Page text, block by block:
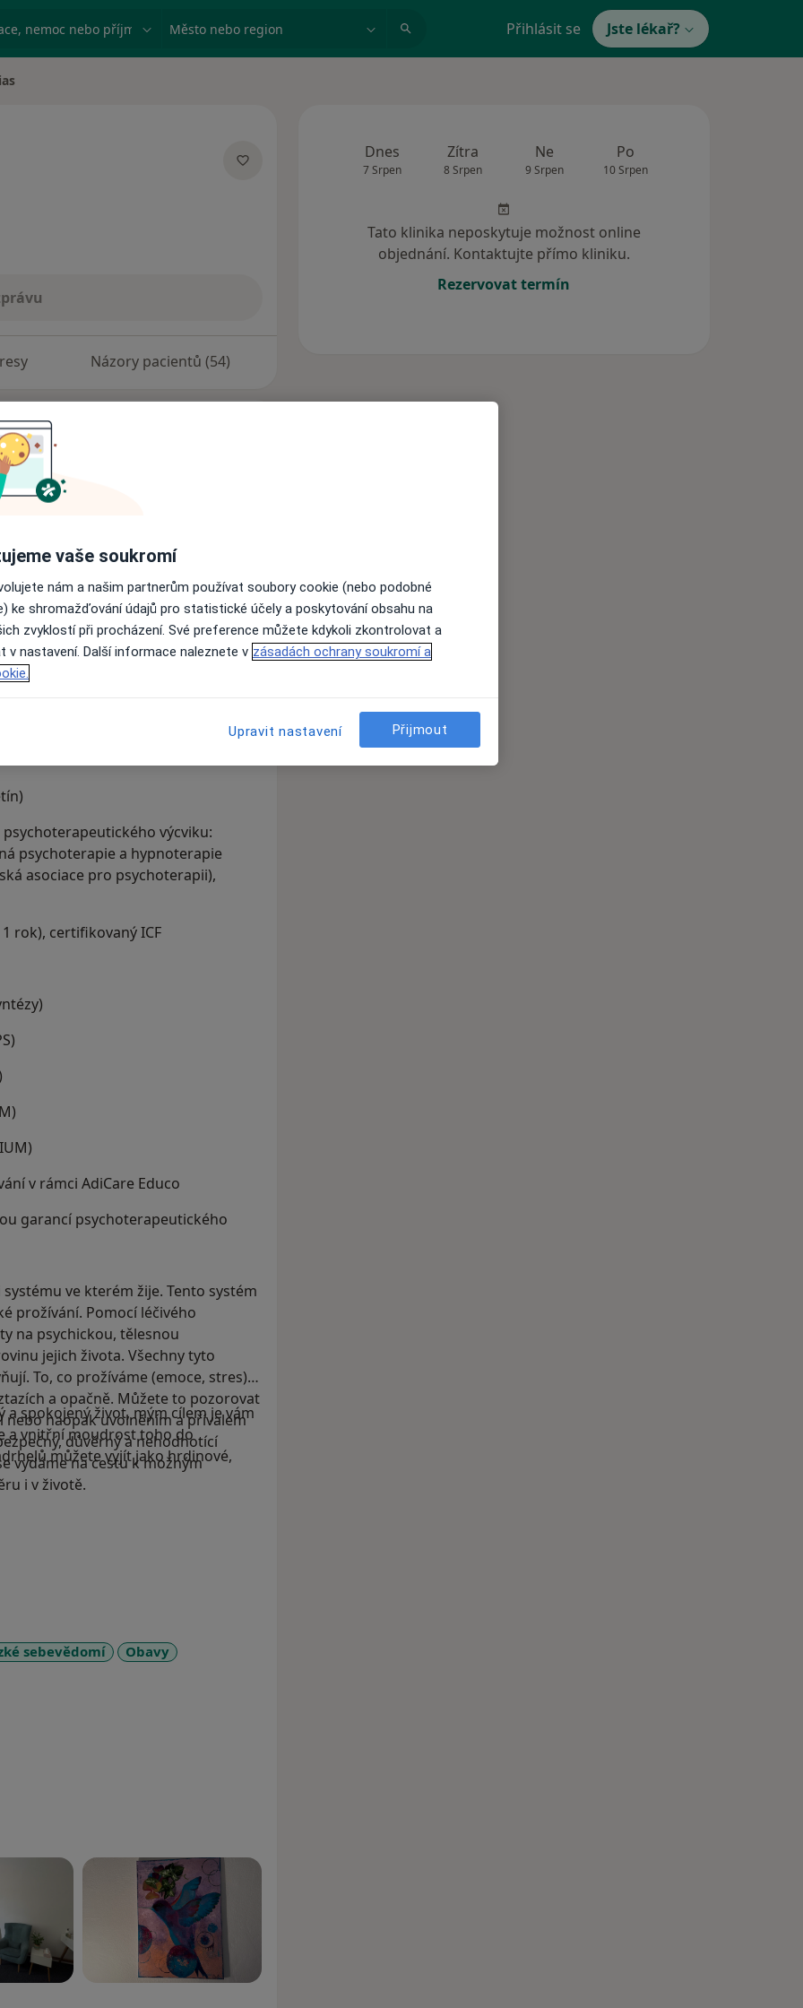
nemoc nebo příjmení Město nebo region Přihlásit se Jste lékař?
Názory pacientů (54)
psychologické konzultace,
dále používám terapii
(kognitivně behaviorální terapie),
v přítomnosti), vedené relaxace,
metody, které při práci kombinuji
a psychologie
výcviku:
psychoterapie a hypnoterapie
asociace pro psychoterapii),
rok), certifikovaný ICF
v rámci AdiCare Educo
garancí psychoterapeutického
ve kterém žije. Tento systém
prožívání. Pomocí léčivého
na psychickou, tělesnou
jejich života. Všechny tyto
To, co prožíváme (emoce, stres), i
a opačně. Můžete to pozorovat
naopak uvolněním a přívalem
důvěrný a nehodnotící
vydáme na cestu k možným
i v životě.
a spokojený život, mým cílem je vám
a vnitřní moudrost toho do
můžete vyjít jako hrdinové,
sebevědomí
Obavy
Dnes
7 Srpen
Zítra
8 Srpen
Ne
9 Srpen
Po
10 Srpen
Tato klinika neposkytuje možnost online
objednání. Kontaktujte přímo kliniku.
Rezervovat termín
vaše soukromí
nám a našim partnerům používat soubory cookie (nebo podobné
ke shromažďování údajů pro statistické účely a poskytování obsahu na
zvyklostí při procházení. Své preference můžete kdykoli zkontrolovat a
v nastavení. Další informace naleznete v zásadách ochrany soukromí a
Upravit nastavení Přijmout